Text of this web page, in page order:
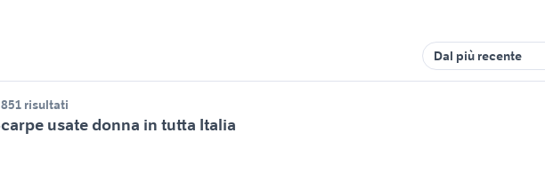
Dal più recente
risultati
usate donna in tutta Italia